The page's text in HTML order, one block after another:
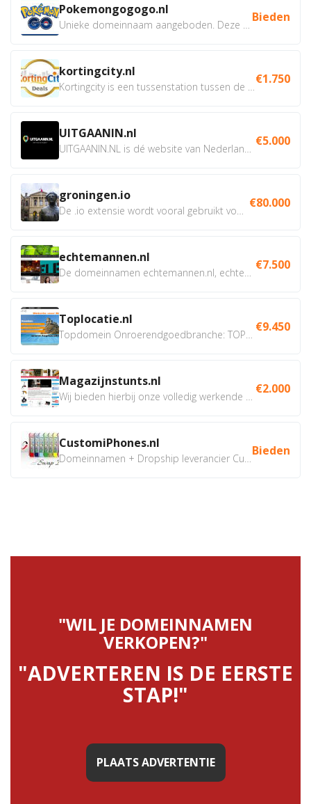
Pokemongogogo.nl Bieden
kortingcity.nl €1.750
UITGAANIN.nl €5.000
groningen.io €80.000
echtemannen.nl €7.500
Toplocatie.nl €9.450
Magazijnstunts.nl €2.000
CustomiPhones.nl Bieden
"WIL JE DOMEINNAMEN
VERKOPEN?"
"ADVERTEREN IS DE EERSTE
STAP!"
PLAATS ADVERTENTIE